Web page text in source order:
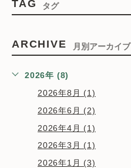
TAG タグ
ARCHIVE 月別アーカイブ
2026年 (8)
2026年8月 (1)
2026年6月 (2)
2026年4月 (1)
2026年3月 (1)
2026年1月 (3)